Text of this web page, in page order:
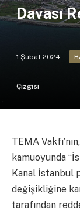
Davası
1 Şubat 2024
Çizgisi
TEMA
kamuoyunda
Kanal İstanbul
değişikliğine
tarafından